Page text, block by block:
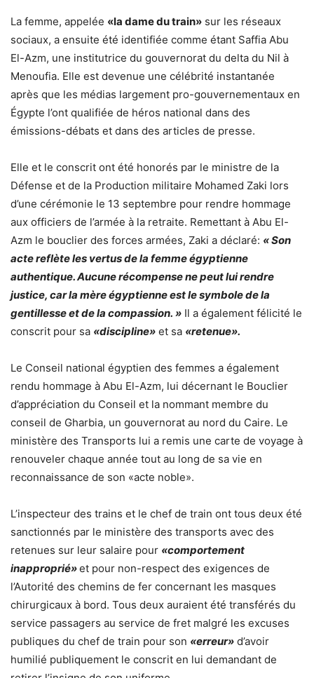
La femme, appelée «la dame du train» sur les réseaux
sociaux, a ensuite été identifiée comme étant Saffia Abu
El-Azm, une institutrice du gouvernorat du delta du Nil à
Menoufia. Elle est devenue une célébrité instantanée
après que les médias largement pro-gouvernementaux en
Égypte l’ont qualifiée de héros national dans des
émissions-débats et dans des articles de presse.
Elle et le conscrit ont été honorés par le ministre de la
Défense et de la Production militaire Mohamed Zaki lors
d’une cérémonie le 13 septembre pour rendre hommage
aux officiers de l’armée à la retraite. Remettant à Abu El-
Azm le bouclier des forces armées, Zaki a déclaré: « Son
acte reflète les vertus de la femme égyptienne
authentique. Aucune récompense ne peut lui rendre
justice, car la mère égyptienne est le symbole de la
gentillesse et de la compassion. » Il a également félicité le
conscrit pour sa «discipline» et sa «retenue».
Le Conseil national égyptien des femmes a également
rendu hommage à Abu El-Azm, lui décernant le Bouclier
d’appréciation du Conseil et la nommant membre du
conseil de Gharbia, un gouvernorat au nord du Caire. Le
ministère des Transports lui a remis une carte de voyage à
renouveler chaque année tout au long de sa vie en
reconnaissance de son «acte noble».
L’inspecteur des trains et le chef de train ont tous deux été
sanctionnés par le ministère des transports avec des
retenues sur leur salaire pour «comportement
inapproprié»et pour non-respect des exigences de
l’Autorité des chemins de fer concernant les masques
chirurgicaux à bord. Tous deux auraient été transférés du
service passagers au service de fret malgré les excuses
publiques du chef de train pour son «erreur» d’avoir
humilié publiquement le conscrit en lui demandant de